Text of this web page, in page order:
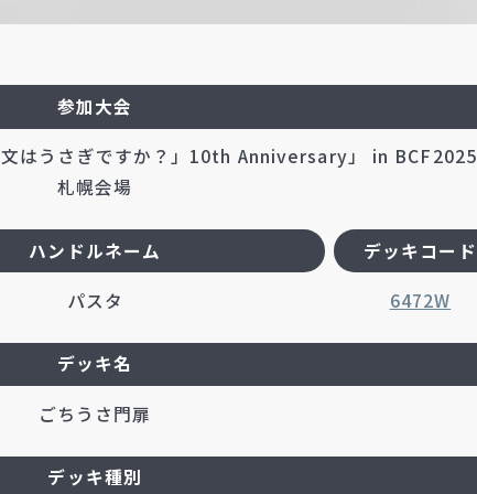
参加大会
はうさぎですか？」10th Anniversary」 in BCF2025
札幌会場
ハンドルネーム
パスタ
デッキコード
6472W
デッキ名
ごちうさ門扉
デッキ種別